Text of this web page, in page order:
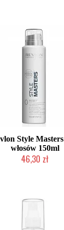
Style
włosów 150ml
46,30 zł